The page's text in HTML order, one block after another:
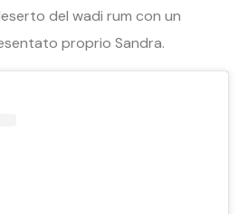
del wadi rum con un
proprio Sandra.